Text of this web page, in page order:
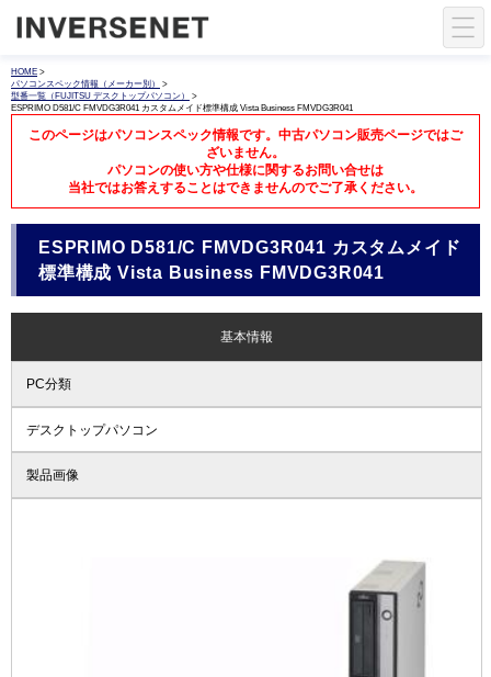
HOME >
パソコンスペック情報（メーカー別）
>
型番一覧（FUJITSU デスクトップパソコン）
>
ESPRIMO D581/C FMVDG3R041 カスタムメイド標準構成 Vista Business FMVDG3R041
このページはパソコンスペック情報です。中古パソコン販売ページではご
ざいません。
パソコンの使い方や仕様に関するお問い合せは
当社ではお答えすることはできませんのでご了承ください。
ESPRIMO D581/C FMVDG3R041 カスタムメイド
標準構成 Vista Business FMVDG3R041
基本情報
PC分類
デスクトップパソコン
製品画像